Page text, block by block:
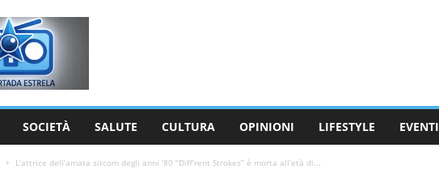
SOCIETÀ SALUTE CULTURA OPINIONI LIFESTYLE EVENTI
L’attrice dell’amata sitcom degli anni ’80 “Diff’rent Strokes” è morta all’età di...